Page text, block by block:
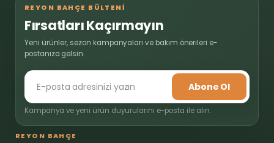
REYON BAHÇE BÜLTENİ
Fırsatları Kaçırmayın
Yeni ürünler, sezon kampanyaları ve bakım önerileri e-
postanıza gelsin.
Abone Ol
Kampanya ve yeni ürün duyurularını e-posta ile alın.
REYON BAHÇE